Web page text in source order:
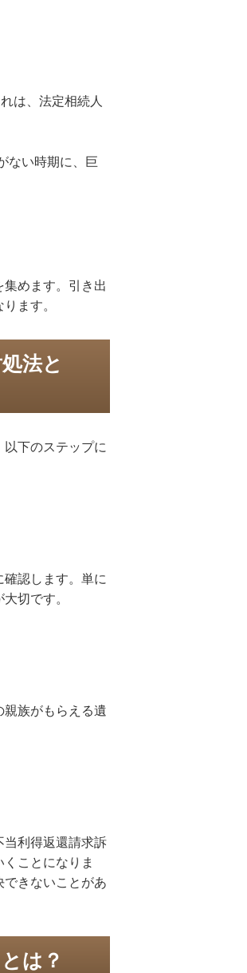
は、法定相続人
ない時期に、巨
めます。引き出
ます。
法と
下のステップに
認します。単に
切です。
族がもらえる遺
当利得返還請求訴
ことになりま
きないことがあ
は？